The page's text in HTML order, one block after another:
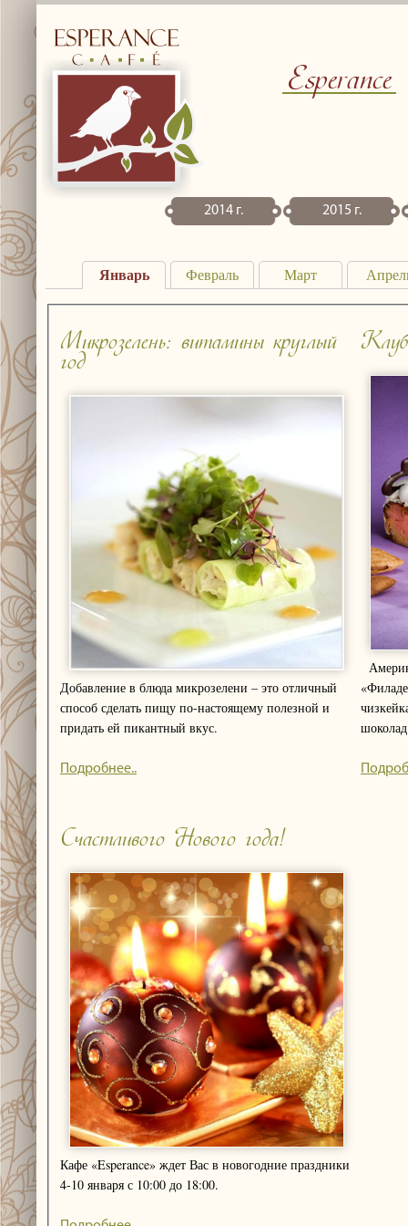
Esperance
2014 г. 2015 г.
Январь Февраль Март
Микрозелень: витамины круглый
год
Добавление в блюда микрозелени – это отличный
способ сделать пищу по-настоящему полезной и
придать ей пикантный вкус.
Подробнее..
Cчастливого Нового года!
Кафе «Esperance» ждет Вас в новогодние праздники
4-10 января с 10:00 до 18:00.